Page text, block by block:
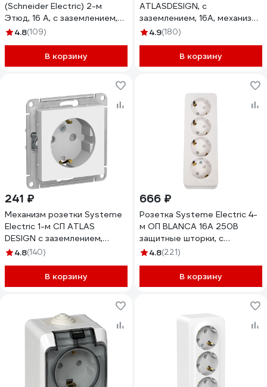
(Schneider Electric) 2-м
Этюд, 16 А, с заземлением,
белый PA16-007B
4.8(109)
В корзину
ATLASDESIGN, с
заземлением, 16А, механизм,
карбон, ATN001043
4.9(180)
В корзину
241 ₽
Механизм розетки Systeme
Electric 1-м СП ATLAS
DESIGN с заземлением,
защитные шторки 16А белый
4.8(140)
В корзину
666 ₽
Розетка Systeme Electric 4-
м ОП BLANCA 16А 250В
защитные шторки, с
заземлением BLNRA011411
4.8(221)
В корзину